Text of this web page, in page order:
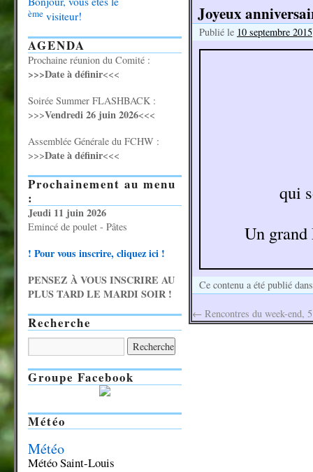
Joyeux
Publié le 10 septembre 2015
qui
Un grand
Ce contenu a été publié
← Rencontres du week-end,
ème visiteur!
AGENDA
Prochaine réunion du Comité :
>>>Date à définir<<<
Soirée Summer FLASHBACK :
>>>Vendredi 26 juin 2026<<<
Assemblée Générale du FCHW :
>>>Date à définir<<<
Prochainement au menu
:
Jeudi 11 juin 2026
Emincé de poulet - Pâtes
! Pour vous inscrire, cliquez ici !
PENSEZ À VOUS INSCRIRE AU
PLUS TARD LE MARDI SOIR !
Recherche
Groupe Facebook
Météo
Météo
Météo Saint-Louis